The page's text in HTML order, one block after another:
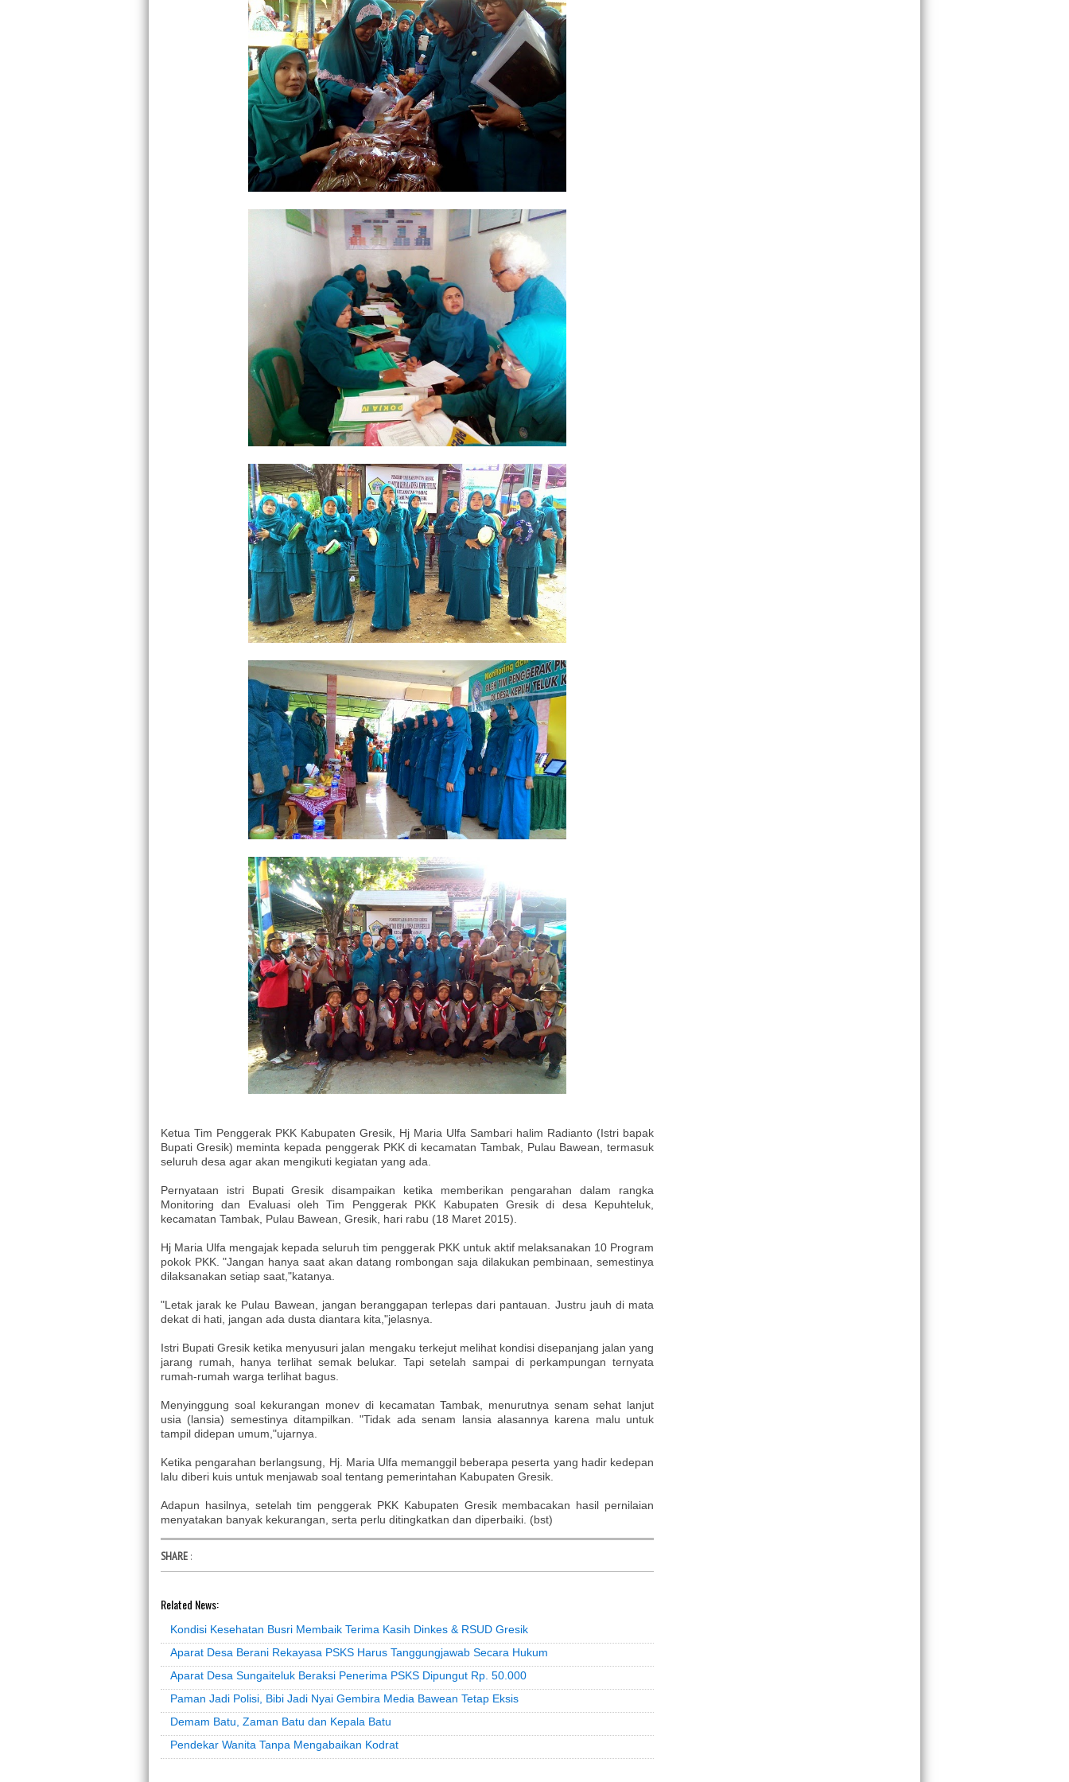
Ketua Tim Penggerak PKK Kabupaten Gresik, Hj Maria Ulfa Sambari halim Radianto (Istri bapak
Bupati Gresik) meminta kepada penggerak PKK di kecamatan Tambak, Pulau Bawean, termasuk
seluruh desa agar akan mengikuti kegiatan yang ada.
Pernyataan istri Bupati Gresik disampaikan ketika memberikan pengarahan dalam rangka
Monitoring dan Evaluasi oleh Tim Penggerak PKK Kabupaten Gresik di desa Kepuhteluk,
kecamatan Tambak, Pulau Bawean, Gresik, hari rabu (18 Maret 2015).
Hj Maria Ulfa mengajak kepada seluruh tim penggerak PKK untuk aktif melaksanakan 10 Program
pokok PKK. "Jangan hanya saat akan datang rombongan saja dilakukan pembinaan, semestinya
dilaksanakan setiap saat,"katanya.
"Letak jarak ke Pulau Bawean, jangan beranggapan terlepas dari pantauan. Justru jauh di mata
dekat di hati, jangan ada dusta diantara kita,"jelasnya.
Istri Bupati Gresik ketika menyusuri jalan mengaku terkejut melihat kondisi disepanjang jalan yang
jarang rumah, hanya terlihat semak belukar. Tapi setelah sampai di perkampungan ternyata
rumah-rumah warga terlihat bagus.
Menyinggung soal kekurangan monev di kecamatan Tambak, menurutnya senam sehat lanjut
usia (lansia) semestinya ditampilkan. "Tidak ada senam lansia alasannya karena malu untuk
tampil didepan umum,"ujarnya.
Ketika pengarahan berlangsung, Hj. Maria Ulfa memanggil beberapa peserta yang hadir kedepan
lalu diberi kuis untuk menjawab soal tentang pemerintahan Kabupaten Gresik.
Adapun hasilnya, setelah tim penggerak PKK Kabupaten Gresik membacakan hasil pernilaian
menyatakan banyak kekurangan, serta perlu ditingkatkan dan diperbaiki. (bst)
SHARE :
Related News:
Kondisi Kesehatan Busri Membaik Terima Kasih Dinkes & RSUD Gresik
Aparat Desa Berani Rekayasa PSKS Harus Tanggungjawab Secara Hukum
Aparat Desa Sungaiteluk Beraksi Penerima PSKS Dipungut Rp. 50.000
Paman Jadi Polisi, Bibi Jadi Nyai Gembira Media Bawean Tetap Eksis
Demam Batu, Zaman Batu dan Kepala Batu
Pendekar Wanita Tanpa Mengabaikan Kodrat